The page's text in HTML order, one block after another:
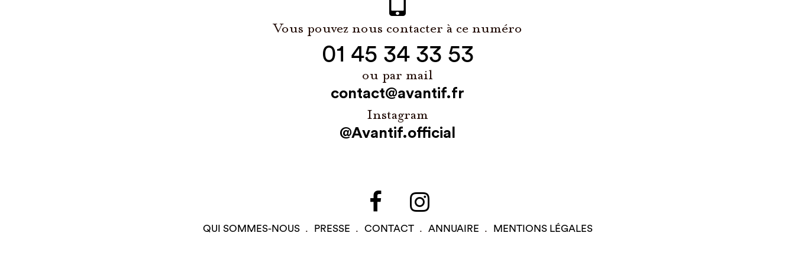
Vous pouvez nous contacter à ce numéro
01 45 34 33 53
ou par mail
contact@avantif.fr
Instagram
@Avantif.official
QUI SOMMES-NOUS PRESSE CONTACT ANNUAIRE MENTIONS LÉGALES